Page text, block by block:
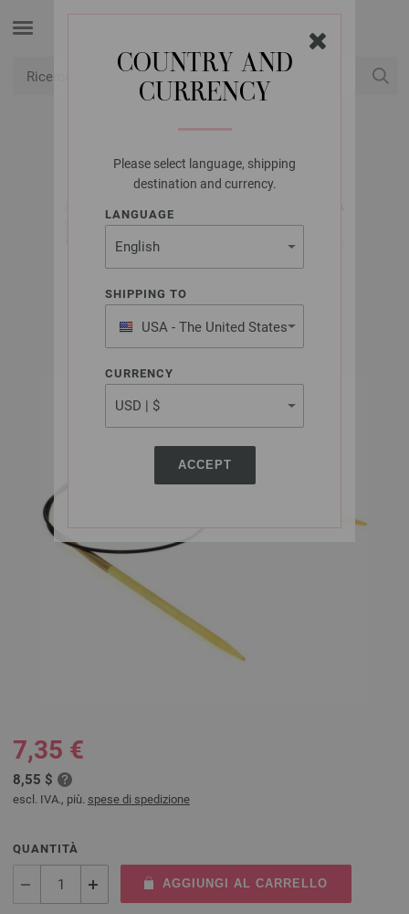
COUNTRY AND
CURRENCY
Please select language, shipping
destination and currency.
LANGUAGE
SHIPPING TO
USA - The United States
of America
CURRENCY
ACCEPT
LANA GROSSA
AGO CIRCOLARE DA
MAGLIA BAMBÙ MIS,
4,5/60CM
7,35 €
8,55 $
escl. IVA., più. spese di spedizione
QUANTITÀ
AGGIUNGI AL CARRELLO